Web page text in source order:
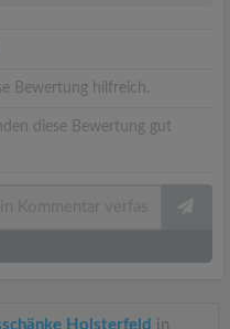
Bewertung hilfreich.
diese Bewertung gut
Holsterfeld in